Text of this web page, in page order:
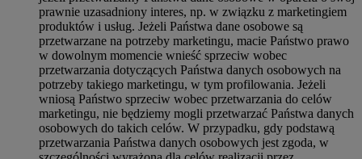
prawnie uzasadniony interes, np. w związku z marketingiem
produktów i usług. Jeżeli Państwa dane osobowe są
przetwarzane na potrzeby marketingu, macie Państwo prawo
w dowolnym momencie wnieść sprzeciw wobec
przetwarzania dotyczących Państwa danych osobowych na
potrzeby takiego marketingu, w tym profilowania. Jeżeli
wniosą Państwo sprzeciw wobec przetwarzania do celów
marketingu, nie będziemy mogli przetwarzać Państwa danych
osobowych do takich celów. W przypadku, gdy podstawą
przetwarzania Państwa danych osobowych jest zgoda, w